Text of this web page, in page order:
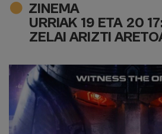
ZINEMA
URRIAK 19 ETA 20
ZELAI ARIZTI